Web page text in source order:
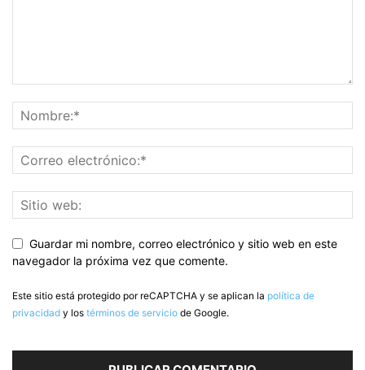
Guardar mi nombre, correo electrónico y sitio web en este
navegador la próxima vez que comente.
Este sitio está protegido por reCAPTCHA y se aplican la política de
privacidad y los términos de servicio de Google.